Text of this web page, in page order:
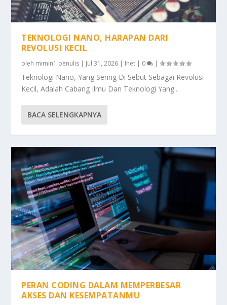
TEKNOLOGI NANO, HARAPAN DARI
REVOLUSI KECIL
oleh mimin1 penulis | Jul 31, 2026 | Inet | 0 |
Teknologi Nano, Yang Sering Di Sebut Sebagai Revolusi
Kecil, Adalah Cabang Ilmu Dan Teknologi Yang...
BACA SELENGKAPNYA
PERAN CODING DALAM MEMPERBESAR
AKSES DAN KESEMPATANMU